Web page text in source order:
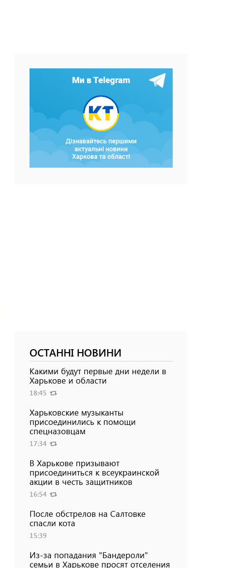
ОСТАННІ НОВИНИ
Какими будут первые дни недели в
Харькове и области
18:45
Харьковские музыканты
присоединились к помощи
спецназовцам
17:34
В Харькове призывают
присоединиться к всеукраинской
акции в честь защитников
16:54
После обстрелов на Салтовке
спасли кота
15:39
Из-за попадания "Бандероли"
семьи в Харькове просят отселения